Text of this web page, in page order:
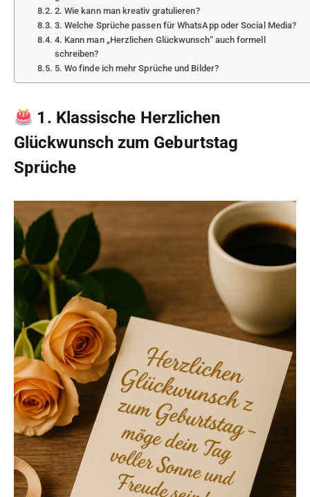
2. Wie kann man kreativ gratulieren?
3. Welche Sprüche passen für WhatsApp oder Social Media?
4. Kann man „Herzlichen Glückwunsch“ auch formell
schreiben?
5. Wo finde ich mehr Sprüche und Bilder?
1. Klassische Herzlichen
Glückwunsch zum Geburtstag
Sprüche